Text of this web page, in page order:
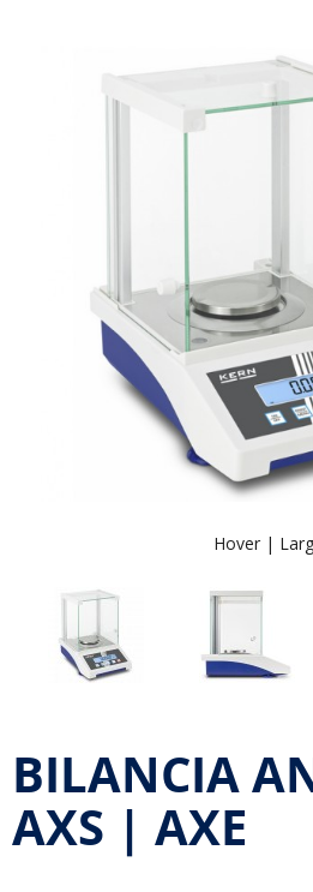
Hover |
BILANCIA
AXS | AXE